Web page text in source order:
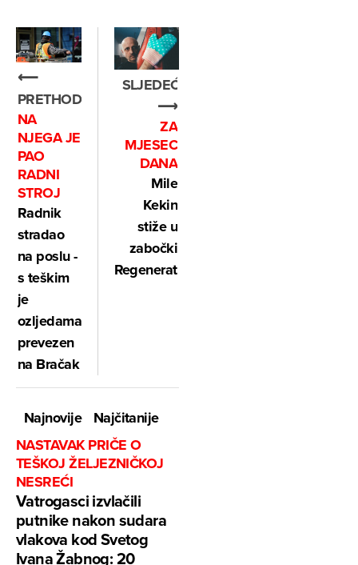
⟵
PRETHODNO
NA
NJEGA JE
PAO
RADNI
STROJ
Radnik
stradao
na poslu -
s teškim
je
ozljedama
prevezen
na Bračak
SLJEDEĆE
⟶
ZA
MJESEC
DANA
Mile
Kekin
stiže u
zabočki
Regenerator!
Najnovije
Najčitanije
NASTAVAK PRIČE O
TEŠKOJ ŽELJEZNIČKOJ
NESREĆI
Vatrogasci izvlačili
putnike nakon sudara
vlakova kod Svetog
Ivana Žabnog: 20